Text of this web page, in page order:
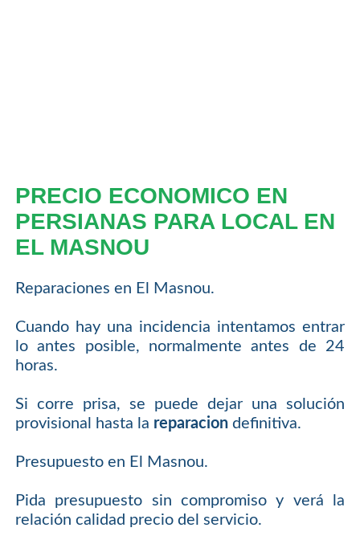
PRECIO ECONOMICO EN
PERSIANAS PARA LOCAL EN
EL MASNOU
Reparaciones en El Masnou.
Cuando hay una incidencia intentamos entrar
lo antes posible, normalmente antes de 24
horas.
Si corre prisa, se puede dejar una solución
provisional hasta la reparaciondefinitiva.
Presupuesto en El Masnou.
Pida presupuesto sin compromiso y verá la
relación calidad precio del servicio.